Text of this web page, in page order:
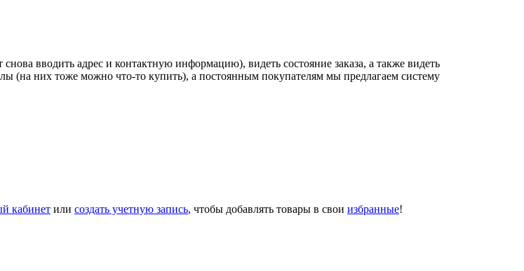
вводить адрес и контактную информацию), видеть состояние заказа, а также видеть
(на них тоже можно что-то купить), а постоянным покупателям мы предлагаем систему
кабинет или создать учетную запись, чтобы добавлять товары в свои избранные!